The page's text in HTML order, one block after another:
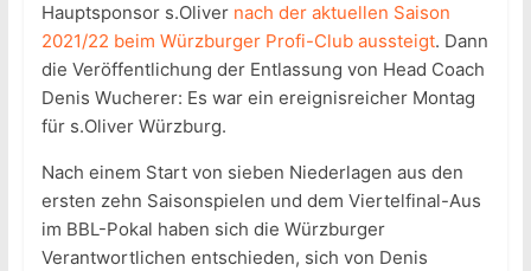
Hauptsponsor s.Oliver nach der aktuellen Saison
2021/22 beim Würzburger Profi-Club aussteigt. Dann
die Veröffentlichung der Entlassung von Head Coach
Denis Wucherer: Es war ein ereignisreicher Montag
für s.Oliver Würzburg.
Nach einem Start von sieben Niederlagen aus den
ersten zehn Saisonspielen und dem Viertelfinal-Aus
im BBL-Pokal haben sich die Würzburger
Verantwortlichen entschieden, sich von Denis